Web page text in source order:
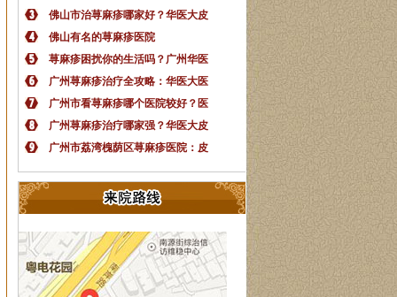
佛山市治荨麻疹哪家好？华医大皮
佛山有名的荨麻疹医院
荨麻疹困扰你的生活吗？广州华医
广州荨麻疹治疗全攻略：华医大医
广州市看荨麻疹哪个医院较好？医
广州荨麻疹治疗哪家强？华医大皮
广州市荔湾槐荫区荨麻疹医院：皮